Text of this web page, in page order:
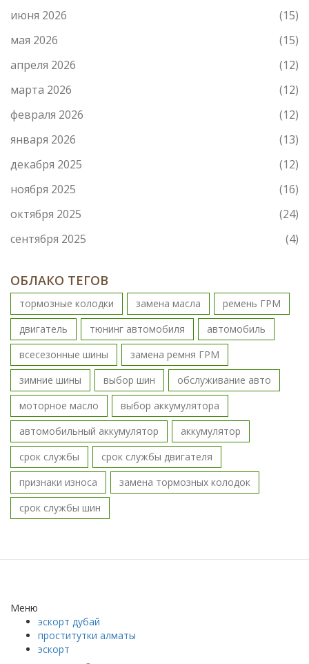
июня 2026
(15)
мая 2026
(15)
апреля 2026
(12)
марта 2026
(12)
февраля 2026
(12)
января 2026
(13)
декабря 2025
(12)
ноября 2025
(16)
октября 2025
(24)
сентября 2025
(4)
ОБЛАКО ТЕГОВ
тормозные колодки замена масла
ремень ГРМ
двигатель
тюнинг автомобиля
автомобиль
всесезонные шины
замена ремня ГРМ
зимние шины
выбор шин
обслуживание авто
моторное масло
выбор аккумулятора
автомобильный аккумулятор
аккумулятор
срок службы
срок службы двигателя
признаки износа
замена тормозных колодок
срок службы шин
Меню
эскорт дубай
проститутки алматы
эскорт